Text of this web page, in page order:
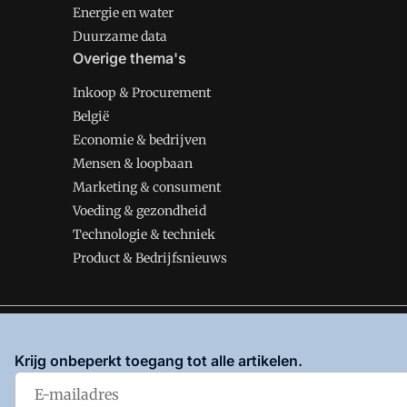
Energie en water
Duurzame data
Overige thema's
Inkoop & Procurement
België
Economie & bedrijven
Mensen & loopbaan
Marketing & consument
Voeding & gezondheid
Technologie & techniek
Product & Bedrijfsnieuws
enPrivacy en Cookie beleid |Privacy instellingen
Krijg onbeperkt toegang tot alle artikelen.